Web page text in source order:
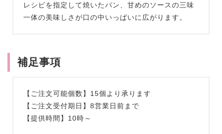
レシピを指定して焼いたパン、甘めのソースの三味
一体の美味しさが口の中いっぱいに広がります。
補足事項
【ご注文可能個数】15個より承ります
【ご注文受付期日】8営業日前まで
【提供時間】10時～